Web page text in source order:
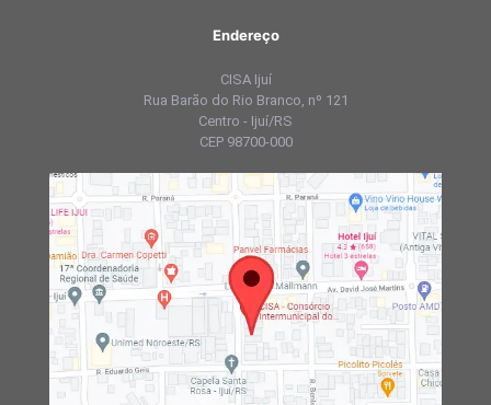
Endereço
CISA Ijuí
Rua Barão do Rio Branco, nº 121
Centro - Ijuí/RS
CEP 98700-000